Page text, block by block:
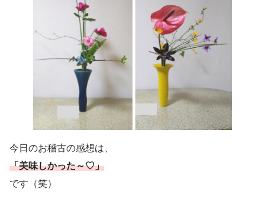
今日のお稽古の感想は、
「美味しかった～♡」
です（笑）